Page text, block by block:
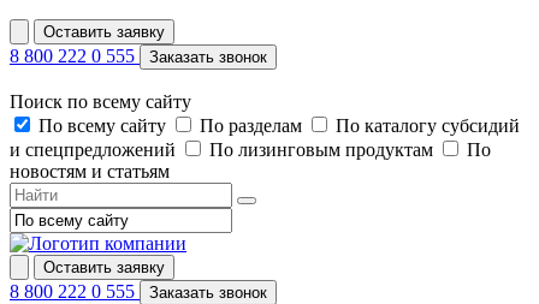
Оставить заявку
8 800 222 0 555 Заказать звонок
Поиск по всему сайту
По всему сайту
По разделам
По каталогу субсидий
и спецпредложений
По лизинговым продуктам
По
новостям и статьям
Оставить заявку
8 800 222 0 555 Заказать звонок